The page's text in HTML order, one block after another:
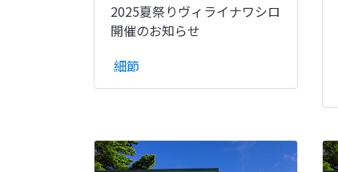
2025夏祭りヴィライナワシロ
開催のお知らせ
細節